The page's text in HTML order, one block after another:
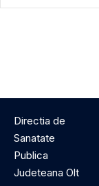
Directia de
Sanatate
Publica
Judeteana Olt